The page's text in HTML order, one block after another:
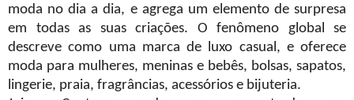
moda no dia a dia, e agrega um elemento de surpresa
em todas as suas criações. O fenômeno global se
descreve como uma marca de luxo casual, e oferece
moda para mulheres, meninas e bebês, bolsas, sapatos,
lingerie, praia, fragrâncias, acessórios e bijuteria.